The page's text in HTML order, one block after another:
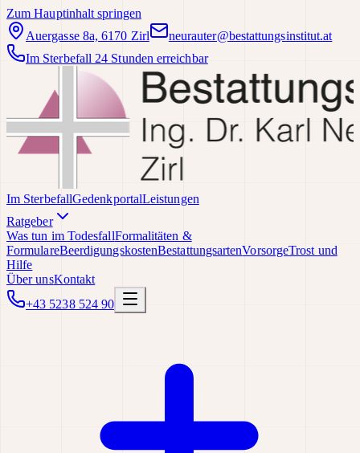
Zum Hauptinhalt springen
Auergasse 8a, 6170 Zirl
neurauter@bestattungsinstitut.at
Im Sterbefall 24 Stunden erreichbar
Im SterbefallGedenkportalLeistungen
Ratgeber
Was tun im TodesfallFormalitäten &
FormulareBeerdigungskostenBestattungsartenVorsorgeTrost und
Hilfe
Über unsKontakt
+43 5238 524 90